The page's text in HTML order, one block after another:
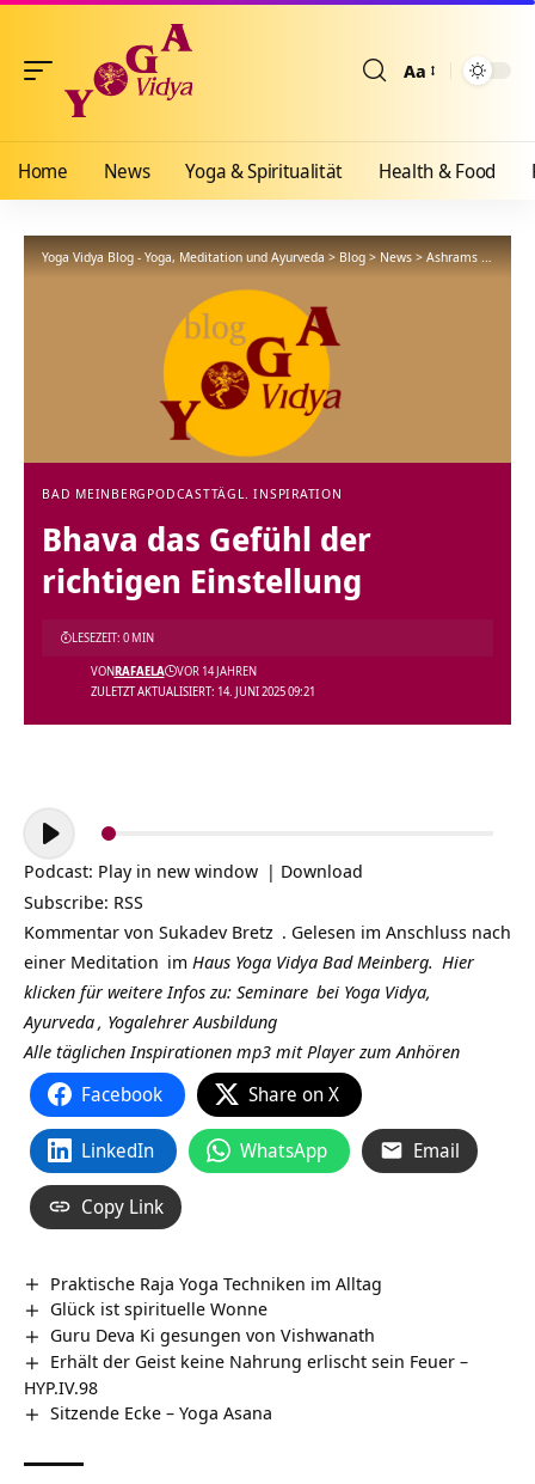
Aa
Home News Yoga & Spiritualität Health & Food
Yoga Vidya Blog - Yoga, Meditation und Ayurveda>Blog>News>Ashrams> Bad
BAD MEINBERG PODCASTTÄGL. INSPIRATION
Bhava das Gefühl der
richtigen Einstellung
ZULETZT AKTUALISIERT: 14. JUNI 2025 09:21
VONRAFAELA VOR 14 JAHREN
LESEZEIT: 0 MIN
Audio-
Player
Podcast: Play in new window | Download
Subscribe: RSS
Kommentar von Sukadev Bretz . Gelesen im Anschluss nach
einer Meditation im Haus Yoga Vidya Bad Meinberg. Hier
klicken für weitere Infos zu: Seminare bei Yoga Vidya,
Ayurveda, Yogalehrer Ausbildung
Alle täglichen Inspirationen mp3 mit Player zum Anhören
Facebook Share on X
LinkedIn WhatsApp Email
Copy Link
Praktische Raja Yoga Techniken im Alltag
Glück ist spirituelle Wonne
Guru Deva Ki gesungen von Vishwanath
Erhält der Geist keine Nahrung erlischt sein Feuer –
HYP.IV.98
Sitzende Ecke – Yoga Asana